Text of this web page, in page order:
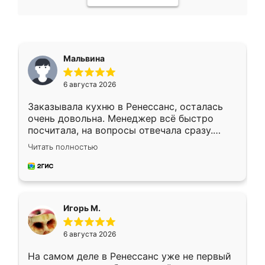
Мальвина
6 августа 2026
Заказывала кухню в Ренессанс, осталась
очень довольна. Менеджер всё быстро
посчитала, на вопросы отвечала сразу.
Замерщик приехал в субботу, подошёл к
делу со всей ответственностью. Собрали
за день, ребята работали аккуратно, даже
Читать полностью
Игорь М.
6 августа 2026
На самом деле в Ренессанс уже не первый